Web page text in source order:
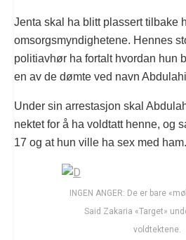
Jenta skal ha blitt plassert tilbake
omsorgsmyndighetene. Hennes
politiavhør ha fortalt hvordan hun
en av de dømte ved navn
Under sin arrestasjon skal
nektet for å ha voldtatt henne, og
17 og at hun ville ha sex med ham.
INGEN ANGER: De er bare
Said Zakaria «Target»
voldtektene.